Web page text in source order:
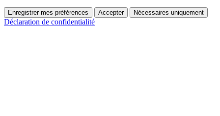
Enregistrer mes préférences Accepter Nécessaires uniquement
Déclaration de confidentialité